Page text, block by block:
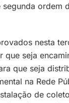
ordem
nesta
que seja
que seja
na Rede
de